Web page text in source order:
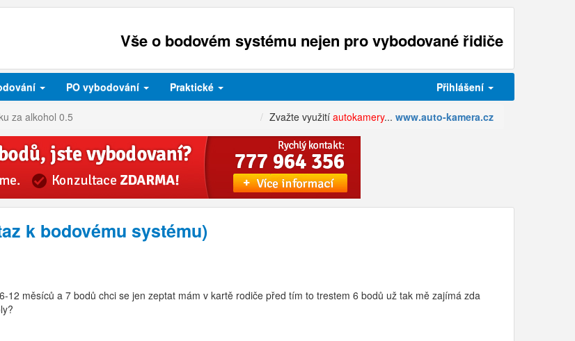
Vše o bodovém systému nejen pro vybodované řidiče
PO vybodování Praktické Přihlášení
za alkohol 0.5 Zvažte využití autokamery... www.auto-kamera.cz
k bodovému systému)
12 měsíců a 7 bodů chci se jen zeptat mám v kartě rodiče před tím to trestem 6 bodů už tak mě zajímá zda